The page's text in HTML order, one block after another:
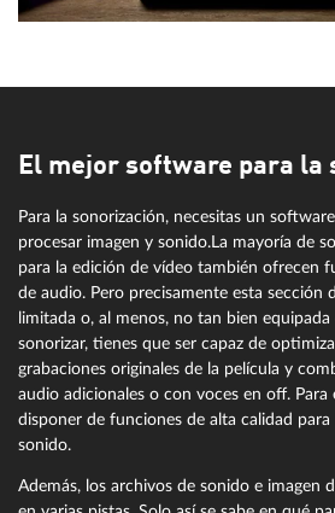
El mejor software para la
Para la sonorización, necesitas un
procesar imagen y sonido.La mayoría de
para la edición de vídeo también ofrecen
de audio. Pero precisamente esta sección
limitada o, al menos, no tan bien
sonorizar, tienes que ser capaz de
grabaciones originales de la película y
audio adicionales o con voces en off. Para
disponer de funciones de alta calidad
sonido.
Además, los archivos de sonido e imagen